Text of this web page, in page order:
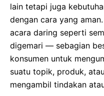
lain tetapi juga
dengan cara yang
acara daring seperti
digemari — sebagian
konsumen untuk
suatu topik, produk,
mengambil tindakan